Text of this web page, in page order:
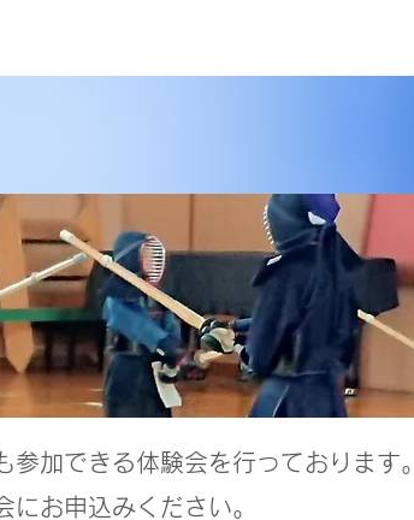
参加できる体験会を行っております。
にお申込みください。